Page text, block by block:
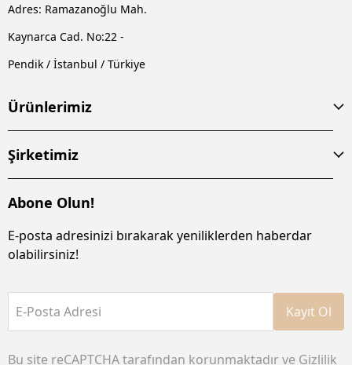
Adres: Ramazanoğlu Mah.
Kaynarca Cad. No:22 -
Pendik / İstanbul / Türkiye
Ürünlerimiz
Şirketimiz
Abone Olun!
E-posta adresinizi bırakarak yeniliklerden haberdar
olabilirsiniz!
E-Posta Adresi Kayıt Ol
Bu site reCAPTCHA tarafından korunmaktadır ve Gizlilik